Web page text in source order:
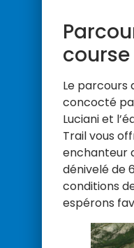
course
Le parcours
concocté
Luciani et
Trail vous
enchanteur
dénivelé de
conditions
espérons